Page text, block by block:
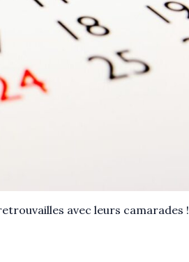
avec leurs camarades !